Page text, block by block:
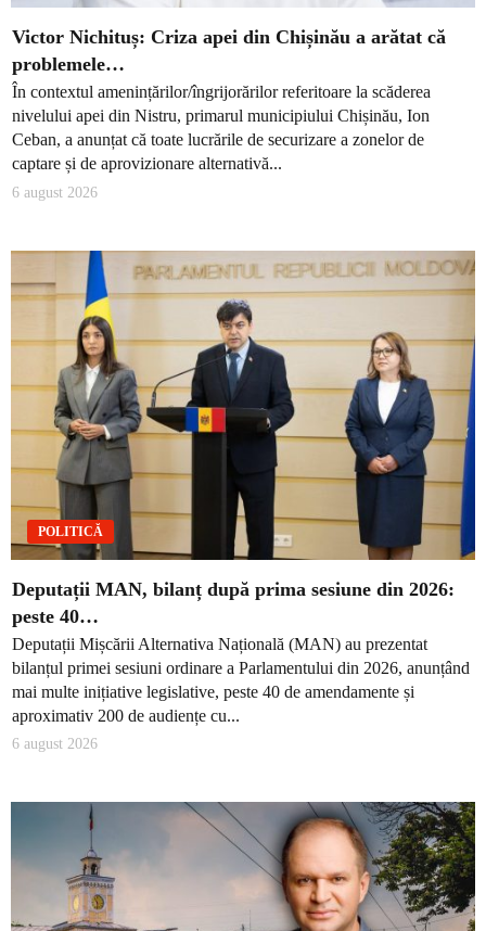
Victor Nichituș: Criza apei din Chișinău a arătat că
problemele…
În contextul amenințărilor/îngrijorărilor referitoare la scăderea
nivelului apei din Nistru, primarul municipiului Chișinău, Ion
Ceban, a anunțat că toate lucrările de securizare a zonelor de
captare și de aprovizionare alternativă...
6 august 2026
POLITICĂ
Deputații MAN, bilanț după prima sesiune din 2026:
peste 40…
Deputații Mișcării Alternativa Națională (MAN) au prezentat
bilanțul primei sesiuni ordinare a Parlamentului din 2026, anunțând
mai multe inițiative legislative, peste 40 de amendamente și
aproximativ 200 de audiențe cu...
6 august 2026